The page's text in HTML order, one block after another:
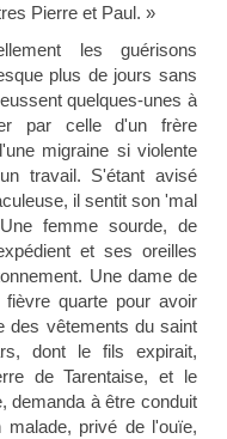
Pierre et Paul. »
les guérisons
plus de jours sans
quelques-unes à
par celle d'un frère
migraine si violente
travail. S'étant avisé
il sentit son 'mal
femme sourde, de
et ses oreilles
Une dame de
quarte pour avoir
des vêtements du saint
dont le fils expirait,
de Tarentaise, et le
demanda à être conduit
malade, privé de l'ouïe,